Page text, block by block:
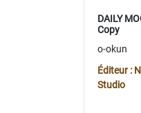
DAILY
Copy
o-okun
Éditeur :
Studio